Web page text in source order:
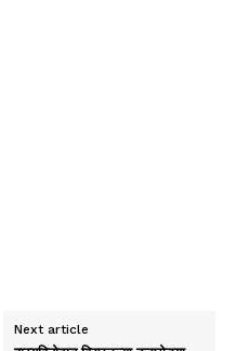
Next article